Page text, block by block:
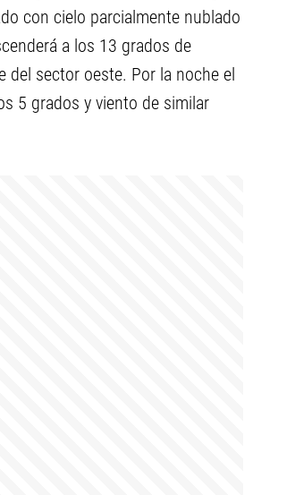
con cielo parcialmente nublado
a los 13 grados de
del sector oeste. Por la noche el
5 grados y viento de similar